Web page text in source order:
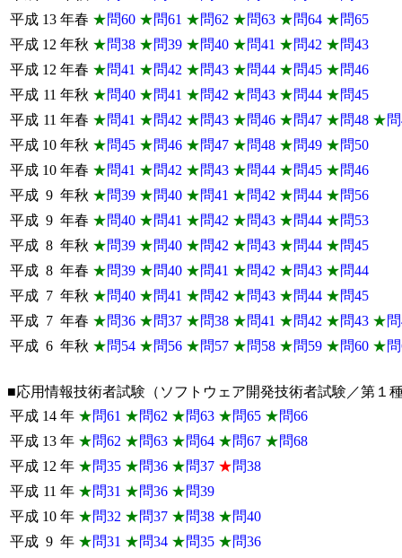
平成 13 年春 ★問60 ★問61 ★問62 ★問63 ★問64 ★問65
平成 12 年秋 ★問38 ★問39 ★問40 ★問41 ★問42 ★問43
平成 12 年春 ★問41 ★問42 ★問43 ★問44 ★問45 ★問46
平成 11 年秋 ★問40 ★問41 ★問42 ★問43 ★問44 ★問45
平成 11 年春 ★問41 ★問42 ★問43 ★問46 ★問47 ★問48 ★
平成 10 年秋 ★問45 ★問46 ★問47 ★問48 ★問49 ★問50
平成 10 年春 ★問41 ★問42 ★問43 ★問44 ★問45 ★問46
平成 9 年秋 ★問39 ★問40 ★問41 ★問42 ★問44 ★問56
平成 9 年春 ★問40 ★問41 ★問42 ★問43 ★問44 ★問53
平成 8 年秋 ★問39 ★問40 ★問42 ★問43 ★問44 ★問45
平成 8 年春 ★問39 ★問40 ★問41 ★問42 ★問43 ★問44
平成 7 年秋 ★問40 ★問41 ★問42 ★問43 ★問44 ★問45
平成 7 年春 ★問36 ★問37 ★問38 ★問41 ★問42 ★問43 ★
平成 6 年秋 ★問54 ★問56 ★問57 ★問58 ★問59 ★問60 ★
■応用情報技術者試験（ソフトウェア開発技術者試験／第１
平成 14 年 ★問61 ★問62 ★問63 ★問65 ★問66
平成 13 年 ★問62 ★問63 ★問64 ★問67 ★問68
平成 12 年 ★問35 ★問36 ★問37 ★問38
平成 11 年 ★問31 ★問36 ★問39
平成 10 年 ★問32 ★問37 ★問38 ★問40
平成 9 年 ★問31 ★問34 ★問35 ★問36